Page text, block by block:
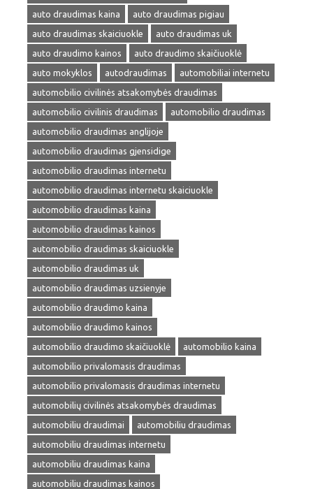
auto draudimas kaina
auto draudimas pigiau
auto draudimas skaiciuokle
auto draudimas uk
auto draudimo kainos
auto draudimo skaičiuoklė
auto mokyklos
autodraudimas
automobiliai internetu
automobilio civilinės atsakomybės draudimas
automobilio civilinis draudimas
automobilio draudimas
automobilio draudimas anglijoje
automobilio draudimas gjensidige
automobilio draudimas internetu
automobilio draudimas internetu skaiciuokle
automobilio draudimas kaina
automobilio draudimas kainos
automobilio draudimas skaiciuokle
automobilio draudimas uk
automobilio draudimas uzsienyje
automobilio draudimo kaina
automobilio draudimo kainos
automobilio draudimo skaičiuoklė
automobilio kaina
automobilio privalomasis draudimas
automobilio privalomasis draudimas internetu
automobilių civilinės atsakomybės draudimas
automobiliu draudimai
automobiliu draudimas
automobiliu draudimas internetu
automobiliu draudimas kaina
automobiliu draudimas kainos